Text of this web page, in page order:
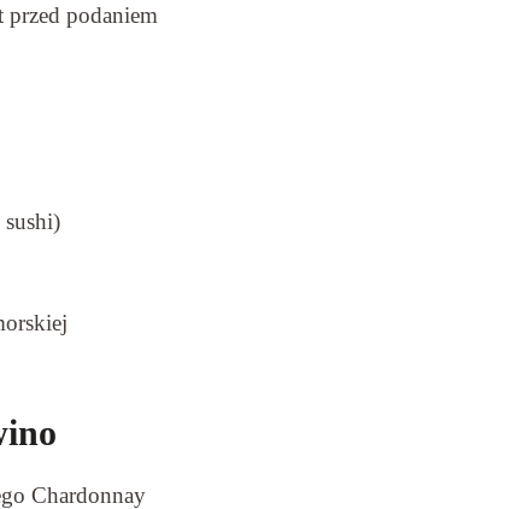
podaniem
Chardonnay